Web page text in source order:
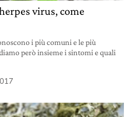
virus, come
i più comuni e le più
però insieme i sintomi e quali